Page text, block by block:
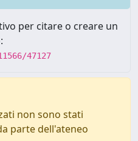
per citare o creare un
47127
non sono stati
parte dell'ateneo